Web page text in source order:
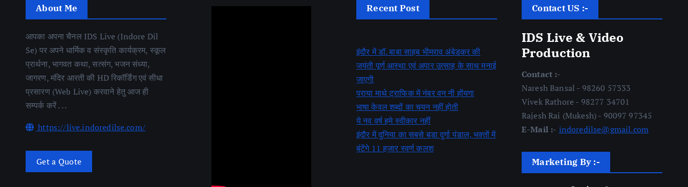
About Me
आपका अपना चैनल IDS Live (Indore Dil
Se) पर अपने धार्मिक व संस्कृति कार्यक्रम, स्कूल
प्रार्थना, भागवत कथा, सत्संग, भजन संध्या,
जागरण, मंदिर आरती की HD रिकॉर्डिंग एवं सीधा
प्रसारण (Web Live) करवाने हेतु आज ही
सम्पर्क करें . . .
https://live.indoredilse.com/
Get a Quote
Recent Post
इंदौर में डॉ. बाबा साहब भीमराव अंबेडकर की
जयंती पूर्ण आस्था एवं अपार उत्साह के साथ मनाई
जाएगी
पराया माथे ट्राफिक में नंबर वन नी होंयगा
भाषा केवल शब्दों का चयन नहीं होती
ये नव वर्ष हमे स्वीकार नहीं
इंदौर में दुनिया का सबसे बड़ा दुर्गा पंडाल, भक्तों में
बंटेंगे 11 हजार स्वर्ण कलश
Contact US :-
IDS Live & Video
Production
Contact :-
Naresh Bansal - 98260 57333
Vivek Rathore - 98277 34701
Rajesh Rai (Mukesh) - 90097 97345
E-Mail :- indoredilse@gmail.com
Marketing By :-